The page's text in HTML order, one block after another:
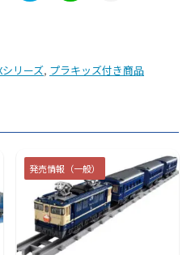
リーズ, プラキッズ付き商品
発売情報（一般）